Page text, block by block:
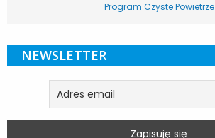
Program Czyste Powietrze
NEWSLETTER